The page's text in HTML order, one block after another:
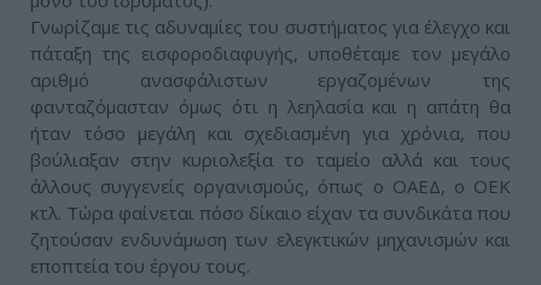
Γνωρίζαμε τις αδυναμίες του συστήματος για έλεγχο και
πάταξη της εισφοροδιαφυγής, υποθέταμε τον μεγάλο
αριθμό ανασφάλιστων εργαζομένων της
φανταζόμασταν όμως ότι η λεηλασία και η απάτη θα
ήταν τόσο μεγάλη και σχεδιασμένη για χρόνια, που
βούλιαξαν στην κυριολεξία το ταμείο αλλά και τους
άλλους συγγενείς οργανισμούς, όπως ο ΟΑΕΔ, ο ΟΕΚ
κτλ. Τώρα φαίνεται πόσο δίκαιο είχαν τα συνδικάτα που
ζητούσαν ενδυνάμωση των ελεγκτικών μηχανισμών και
εποπτεία του έργου τους.